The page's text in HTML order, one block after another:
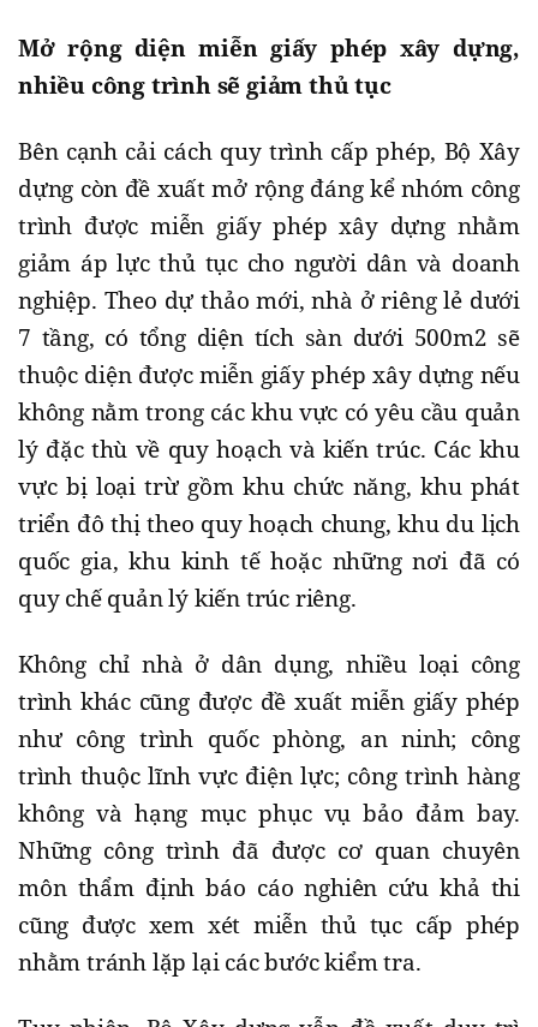
Mở rộng diện miễn giấy phép xây dựng,
nhiều công trình sẽ giảm thủ tục
Bên cạnh cải cách quy trình cấp phép, Bộ Xây
dựng còn đề xuất mở rộng đáng kể nhóm công
trình được miễn giấy phép xây dựng nhằm
giảm áp lực thủ tục cho người dân và doanh
nghiệp. Theo dự thảo mới, nhà ở riêng lẻ dưới
7 tầng, có tổng diện tích sàn dưới 500m2 sẽ
thuộc diện được miễn giấy phép xây dựng nếu
không nằm trong các khu vực có yêu cầu quản
lý đặc thù về quy hoạch và kiến trúc. Các khu
vực bị loại trừ gồm khu chức năng, khu phát
triển đô thị theo quy hoạch chung, khu du lịch
quốc gia, khu kinh tế hoặc những nơi đã có
quy chế quản lý kiến trúc riêng.
Không chỉ nhà ở dân dụng, nhiều loại công
trình khác cũng được đề xuất miễn giấy phép
như công trình quốc phòng, an ninh; công
trình thuộc lĩnh vực điện lực; công trình hàng
không và hạng mục phục vụ bảo đảm bay.
Những công trình đã được cơ quan chuyên
môn thẩm định báo cáo nghiên cứu khả thi
cũng được xem xét miễn thủ tục cấp phép
nhằm tránh lặp lại các bước kiểm tra.